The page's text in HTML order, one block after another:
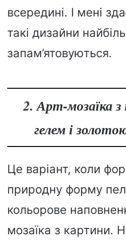
всередині. І мені
такі дизайни
запам’ятовуються.
2. Арт-мозаїка з
гелем і
Це варіант, коли
природну форму
кольорове
мозаїка з картини.